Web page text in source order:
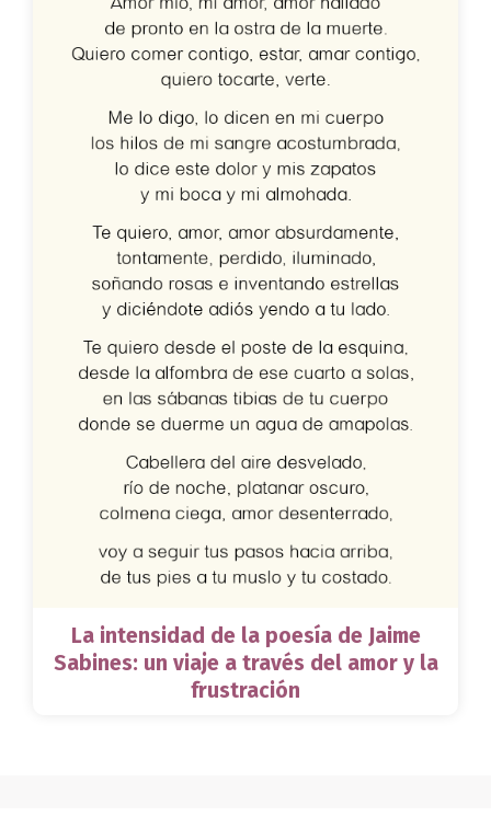
La intensidad de la poesía de Jaime
Sabines: un viaje a través del amor y la
frustración